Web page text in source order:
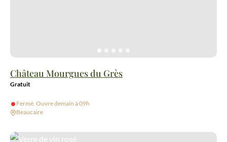
Château Mourgues du Grès
Gratuit
Fermé. Ouvre demain à 09h
Beaucaire
Verre de vin rosé